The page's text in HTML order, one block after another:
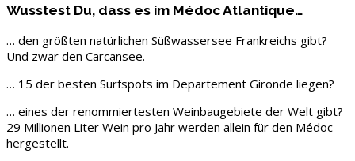
Wusstest Du, dass es im Médoc Atlantique…
… den größten natürlichen Süßwassersee Frankreichs gibt?
Und zwar den Carcansee.
… 15 der besten Surfspots im Departement Gironde liegen?
… eines der renommiertesten Weinbaugebiete der Welt gibt?
29 Millionen Liter Wein pro Jahr werden allein für den Médoc
hergestellt.